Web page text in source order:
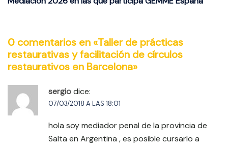
0 comentarios en «Taller de prácticas
restaurativas y facilitación de círculos
restaurativos en Barcelona»
sergiodice:
07/03/2018 A LAS 18:01
hola soy mediador penal de la provincia de
Salta en Argentina , es posible cursarlo a